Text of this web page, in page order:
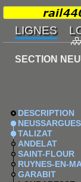
SECTION
DESCRIPTION
NEUSSARGUES
TALIZAT
ANDELAT
SAINT-FLOUR
RUYNES-EN-
GARABIT